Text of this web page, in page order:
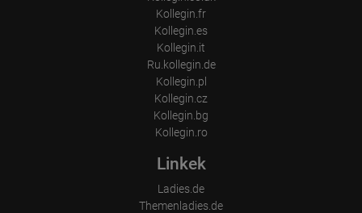
Kollegin.fr
Kollegin.es
Kollegin.it
Ru.kollegin.de
Kollegin.pl
Kollegin.cz
Kollegin.bg
Kollegin.ro
Linkek
Ladies.de
Themenladies.de